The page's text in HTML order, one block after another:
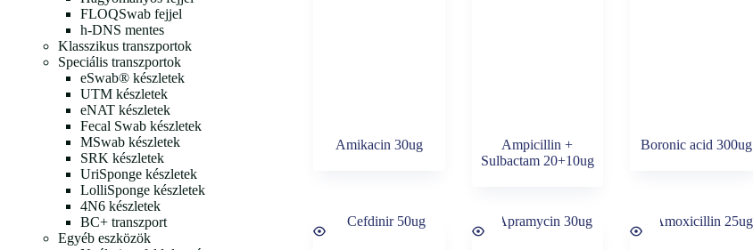
Amikacin 30ug
Ampicillin +
Sulbactam 20+10ug
Boronic acid 300ug
FLOQSwab fejjel
h-DNS mentes
Klasszikus transzportok
Speciális transzportok
eSwab® készletek
UTM készletek
eNAT készletek
Fecal Swab készletek
MSwab készletek
SRK készletek
UriSponge készletek
LolliSponge készletek
4N6 készletek
BC+ transzport
Egyéb eszközök